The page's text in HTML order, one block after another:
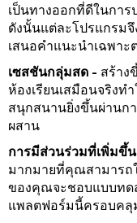
เป็นทางออกที่ดีในการ
ดังนั้นแต่ละโปรแกรมจึ
เสนอคําแนะนําเฉพา
เซสชันกลุ่มสด - สร้าง
ห้องเรียนเสมือนจริงทํ
สนุกสนานยิ่งขึ้นผ่านก
ผสาน
การมีส่วนร่วมที่เพิ่มขึ้
มากมายที่คุณสามารถ
ของคุณจะชอบแบบทด
แพลตฟอร์มนี้ครอบค